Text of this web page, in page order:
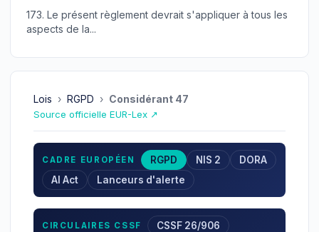
173. Le présent règlement devrait s'appliquer à tous les
aspects de la...
Lois › RGPD › Considérant 47
Source officielle EUR-Lex ↗
CADRE EUROPÉEN RGPD NIS 2
DORA
AI Act
Lanceurs d'alerte
CIRCULAIRES CSSF
CSSF 26/906